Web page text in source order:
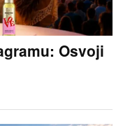
Osvoji